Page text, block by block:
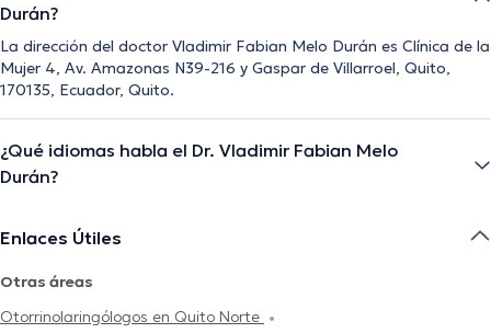
Durán?
La dirección del doctor Vladimir Fabian Melo Durán es Clínica de la
Mujer 4, Av. Amazonas N39-216 y Gaspar de Villarroel, Quito,
170135, Ecuador, Quito.
¿Qué idiomas habla el Dr. Vladimir Fabian Melo
Durán?
Enlaces Útiles
Otras áreas
Otorrinolaringólogos en Quito Norte